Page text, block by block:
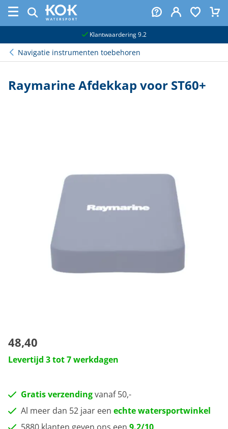
Klantwaardering 9.2
Navigatie instrumenten toebehoren
Raymarine Afdekkap voor ST60+
48,40
Levertijd 3 tot 7 werkdagen
Gratis verzendingvanaf 50,-
Al meer dan 52 jaar een echte watersportwinkel